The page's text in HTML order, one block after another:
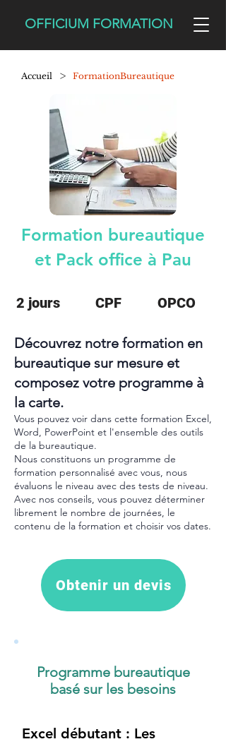
OFFICIUM FORMATION
Accueil > FormationBureautique
Formation bureautique
et Pack office à Pau
2 jours CPF OPCO
Découvrez notre formation en
bureautique sur mesure et
composez votre programme à
la carte.
Vous pouvez voir dans cette formation Excel,
Word, PowerPoint et l'ensemble des outils
de la bureautique.
Nous constituons un programme de
formation personnalisé avec vous, nous
évaluons le niveau avec des tests de niveau.
Avec nos conseils, vous pouvez déterminer
librement le nombre de journées, le
contenu de la formation et choisir vos dates.
Obtenir un devis
Programme bureautique
basé sur les besoins
Excel débutant : Les